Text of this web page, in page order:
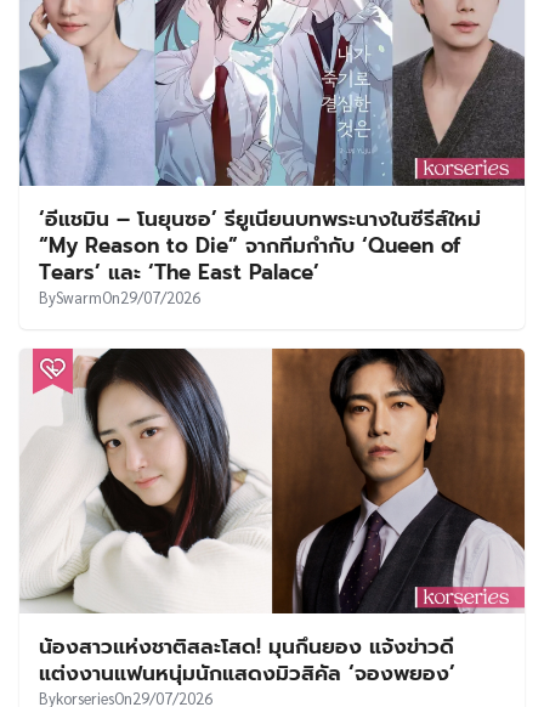
‘อีแชมิน – โนยุนซอ’ รียูเนียนบทพระนางในซีรีส์ใหม่
“My Reason to Die” จากทีมกำกับ ‘Queen of
Tears’ และ ‘The East Palace’
BySwarmOn29/07/2026
น้องสาวแห่งชาติสละโสด! มุนกึนยอง แจ้งข่าวดี
แต่งงานแฟนหนุ่มนักแสดงมิวสิคัล ‘จองพยอง’
BykorseriesOn29/07/2026